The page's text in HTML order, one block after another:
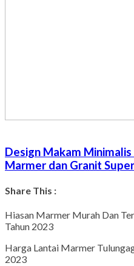
Design Makam
Marmer dan Granit
Share This :
Hiasan Marmer Murah Dan
Tahun 2023
Harga Lantai Marmer
2023